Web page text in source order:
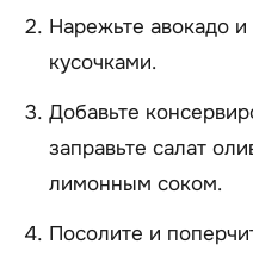
Нарежьте авокадо
кусочками.
Добавьте
заправьте салат
лимонным соком.
Посолите и